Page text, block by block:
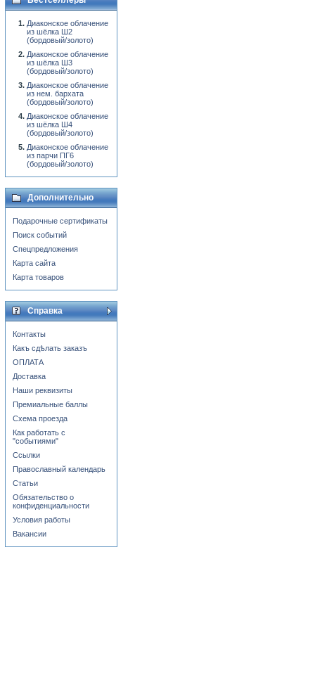
Диаконское облачение
из шёлка Ш2
(бордовый/золото)
Диаконское облачение
из шёлка Ш3
(бордовый/золото)
Диаконское облачение
из нем. бархата
(бордовый/золото)
Диаконское облачение
из шёлка Ш4
(бордовый/золото)
Диаконское облачение
из парчи ПГ6
(бордовый/золото)
Дополнительно
Подарочные сертификаты
Поиск событий
Спецпредложения
Карта сайта
Карта товаров
Справка
Контакты
Какъ сдѣлать заказъ
ОПЛАТА
Доставка
Наши реквизиты
Премиальные баллы
Схема проезда
Как работать с
"событиями"
Ссылки
Православный календарь
Статьи
Обязательство о
конфиденциальности
Условия работы
Вакансии